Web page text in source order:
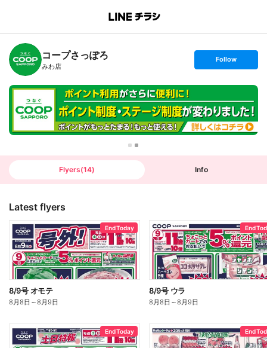
B
n
c
h
T
コープさっぽろ
みわ店
s
t
o
o
w
Follow
Flyers(14) Info
Latest flyers
End Today
8/9号 オモテ
8月8日 ～8月9日
End
8/9号 ウラ
8月8日 ～8月9日
End Today End